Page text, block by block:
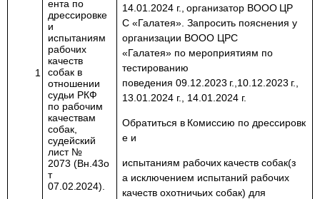
1
ента по
дрессировке
и
испытаниям
рабочих
качеств
собак в
отношении
судьи РКФ
по рабочим
качествам
собак,
судейский
лист №
2073 (Вн.43о
т
07.02.2024).
14.01.2024 г., организатор ВООО ЦР
С «Галатея». Запросить пояснения у
организации ВООО ЦРС
«Галатея» по мероприятиям по
тестированию
поведения 09.12.2023 г.,10.12.2023 г.,
13.01.2024 г., 14.01.2024 г.
Обратиться в Комиссию по дрессировк
е и
испытаниям рабочих качеств собак(з
а исключением испытаний рабочих
качеств охотничьих собак) для